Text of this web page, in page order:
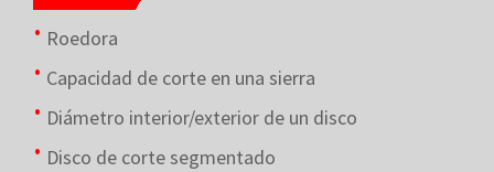
Roedora
Capacidad de corte en una sierra
Diámetro interior/exterior de un disco
Disco de corte segmentado